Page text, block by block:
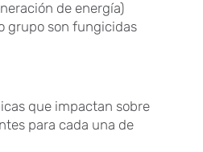
de energía)
grupo son fungicidas
que impactan sobre
para cada una de